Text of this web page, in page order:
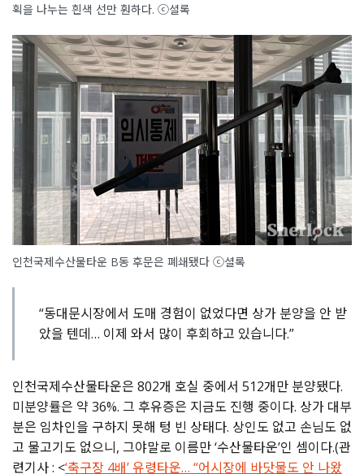
획을 나누는 흰색 선만 훤하다. ⓒ셜록
인천국제수산물타운 B동 후문은 폐쇄됐다 ⓒ셜록
“동대문시장에서 도매 경험이 없었다면 상가 분양을 안 받
았을 텐데… 이제 와서 많이 후회하고 있습니다.”
인천국제수산물타운은 802개 호실 중에서 512개만 분양됐다.
미분양률은 약 36%. 그 후유증은 지금도 진행 중이다. 상가 대부
분은 임차인을 구하지 못해 텅 빈 상태다. 상인도 없고 손님도 없
고 물고기도 없으니, 그야말로 이름만 ‘수산물타운’인 셈이다.(관
련기사 : <‘축구장 4배’ 유령타운… “어시장에 바닷물도 안 나왔